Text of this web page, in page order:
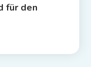
für den